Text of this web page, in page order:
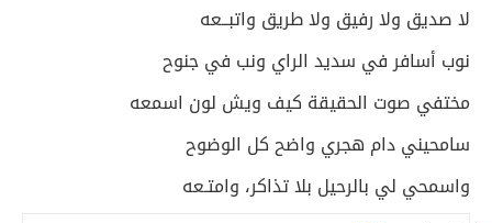
لا صديق ولا رفيق ولا طريق واتبــعه
نوب أسافر في سديد الراي ونب في جنوح
مختفي صوت الحقيقة كيف ويش لون اسمعه
سامحيني دام هجري واضح كل الوضوح
واسمحي لي بالرحيل بلا تذاكر، وامتـعه